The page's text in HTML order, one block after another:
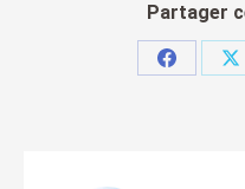
Partager
Partager